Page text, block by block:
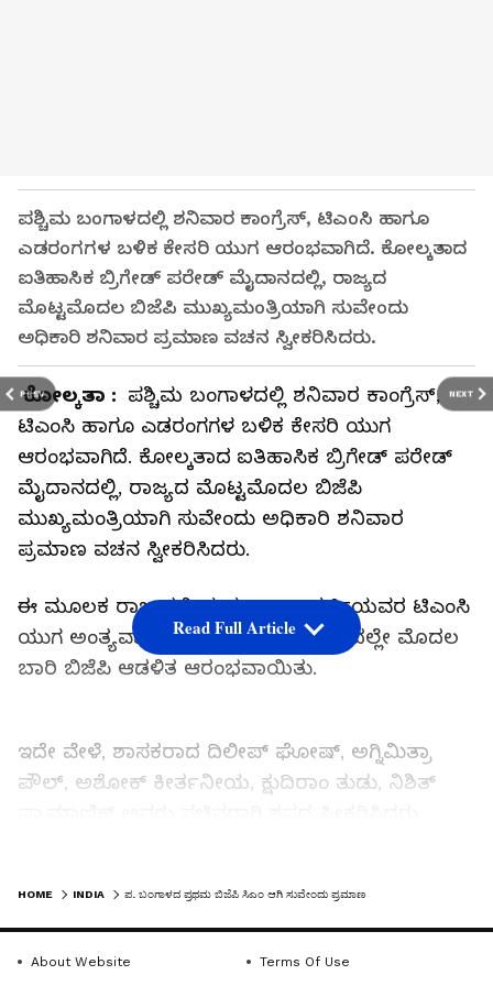
PREV NEXT
ಪಶ್ಚಿಮ ಬಂಗಾಳದಲ್ಲಿ ಶನಿವಾರ ಕಾಂಗ್ರೆಸ್, ಟಿಎಂಸಿ ಹಾಗೂ
ಎಡರಂಗಗಳ ಬಳಿಕ ಕೇಸರಿ ಯುಗ ಆರಂಭವಾಗಿದೆ. ಕೋಲ್ಕತಾದ
ಐತಿಹಾಸಿಕ ಬ್ರಿಗೇಡ್‌ ಪರೇಡ್‌ ಮೈದಾನದಲ್ಲಿ, ರಾಜ್ಯದ
ಮೊಟ್ಟಮೊದಲ ಬಿಜೆಪಿ ಮುಖ್ಯಮಂತ್ರಿಯಾಗಿ ಸುವೇಂದು
ಅಧಿಕಾರಿ ಶನಿವಾರ ಪ್ರಮಾಣ ವಚನ ಸ್ವೀಕರಿಸಿದರು.
ಕೋಲ್ಕತಾ : ಪಶ್ಚಿಮ ಬಂಗಾಳದಲ್ಲಿ ಶನಿವಾರ ಕಾಂಗ್ರೆಸ್,
ಟಿಎಂಸಿ ಹಾಗೂ ಎಡರಂಗಗಳ ಬಳಿಕ ಕೇಸರಿ ಯುಗ
ಆರಂಭವಾಗಿದೆ. ಕೋಲ್ಕತಾದ ಐತಿಹಾಸಿಕ ಬ್ರಿಗೇಡ್‌ ಪರೇಡ್‌
ಮೈದಾನದಲ್ಲಿ, ರಾಜ್ಯದ ಮೊಟ್ಟಮೊದಲ ಬಿಜೆಪಿ
ಮುಖ್ಯಮಂತ್ರಿಯಾಗಿ ಸುವೇಂದು ಅಧಿಕಾರಿ ಶನಿವಾರ
ಪ್ರಮಾಣ ವಚನ ಸ್ವೀಕರಿಸಿದರು.
ಈ ಮೂಲಕ ರಾಜ್ಯದಲ್ಲಿ ಮಮತಾ ಬ್ಯಾನರ್ಜಿಯವರ ಟಿಎಂಸಿ
ಯುಗ ಅಂತ್ಯವಾಗಿ, ಸ್ವಾತಂತ್ರ್ಯೋತ್ತರ ಭಾರತದಲ್ಲೇ ಮೊದಲ
ಬಾರಿ ಬಿಜೆಪಿ ಆಡಳಿತ ಆರಂಭವಾಯಿತು.
ಇದೇ ವೇಳೆ, ಶಾಸಕರಾದ ದಿಲೀಪ್‌ ಘೋಷ್‌, ಅಗ್ನಿಮಿತ್ರಾ
ಪೌಲ್, ಅಶೋಕ್‌ ಕೀರ್ತನೀಯ, ಕ್ಷುದಿರಾಂ ತುಡು, ನಿಶಿತ್‌
Related Articles
Read Full Article
HOME INDIA ಪ. ಬಂಗಾಳದ ಪ್ರಥಮ ಬಿಜೆಪಿ ಸಿಎಂ ಆಗಿ ಸುವೇಂದು ಪ್ರಮಾಣ
About Website
Terms Of Use